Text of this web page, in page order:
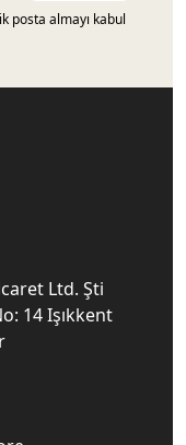
posta almayı kabul
Ltd. Şti
14 Işıkkent